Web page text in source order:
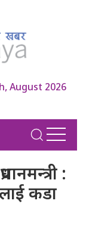
August 2026
:
कडा